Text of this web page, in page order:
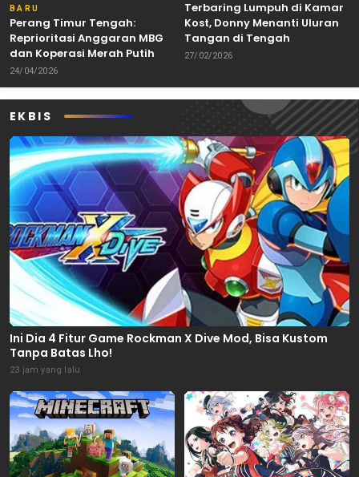
BARU
Perang Timur Tengah:
Reprioritasi Anggaran MBG
dan Koperasi Merah Putih
24/04/2026
Terbaring Lumpuh di Kamar
Kost, Donny Menanti Uluran
Tangan di Tengah
Keterbatasan
27/02/2026
EKBIS
Ini Dia 4 Fitur Game Rockman X Dive Mod, Bisa Kustom
Tanpa Batas Lho!
23 jam yang lalu